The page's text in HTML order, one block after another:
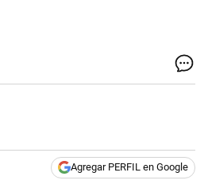
Agregar PERFIL en Google